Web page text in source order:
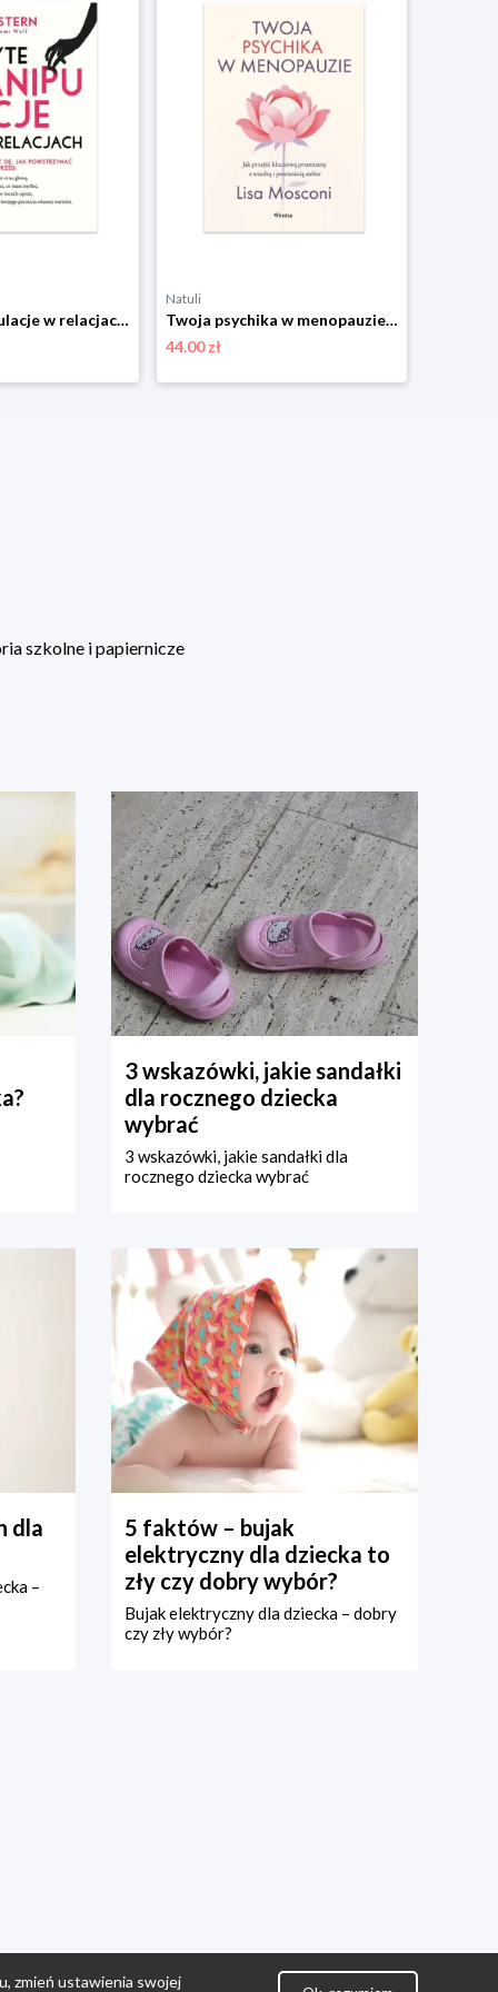
Ukryte manipulacje w relacjach Feeria
Natuli
Twoja psychika w menopauzie. Jak przejść kluczową przemianę z wiedzą i pewnością siebie Feeria
44.00 zł
szkolne i papiernicze
3 wskazówki, jakie sandałki
dla rocznego dziecka
wybrać
3 wskazówki, jakie sandałki dla
rocznego dziecka wybrać
dla
–
5 faktów – bujak
elektryczny dla dziecka to
zły czy dobry wybór?
Bujak elektryczny dla dziecka – dobry
czy zły wybór?
zmień ustawienia swojej